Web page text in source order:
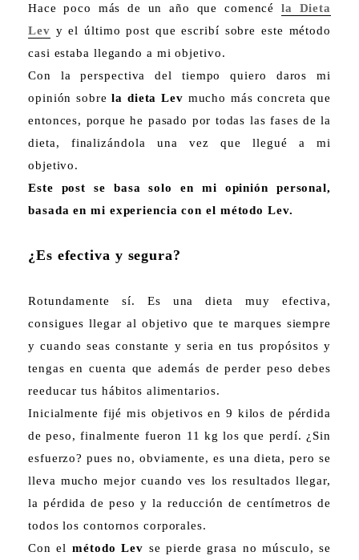
Hace poco más de un año que comencé la Dieta
Lev y el último post que escribí sobre este método
casi estaba llegando a mi objetivo.
Con la perspectiva del tiempo quiero daros mi
opinión sobre la dieta Lev mucho más concreta que
entonces, porque he pasado por todas las fases de la
dieta, finalizándola una vez que llegué a mi
objetivo.
Este post se basa solo en mi opinión personal,
basada en mi experiencia con el método Lev.
¿Es efectiva y segura?
Rotundamente sí. Es una dieta muy efectiva,
consigues llegar al objetivo que te marques siempre
y cuando seas constante y seria en tus propósitos y
tengas en cuenta que además de perder peso debes
reeducar tus hábitos alimentarios.
Inicialmente fijé mis objetivos en 9 kilos de pérdida
de peso, finalmente fueron 11 kg los que perdí. ¿Sin
esfuerzo? pues no, obviamente, es una dieta, pero se
lleva mucho mejor cuando ves los resultados llegar,
la pérdida de peso y la reducción de centímetros de
todos los contornos corporales.
Con elmétodo Lev se pierde grasa no músculo, se